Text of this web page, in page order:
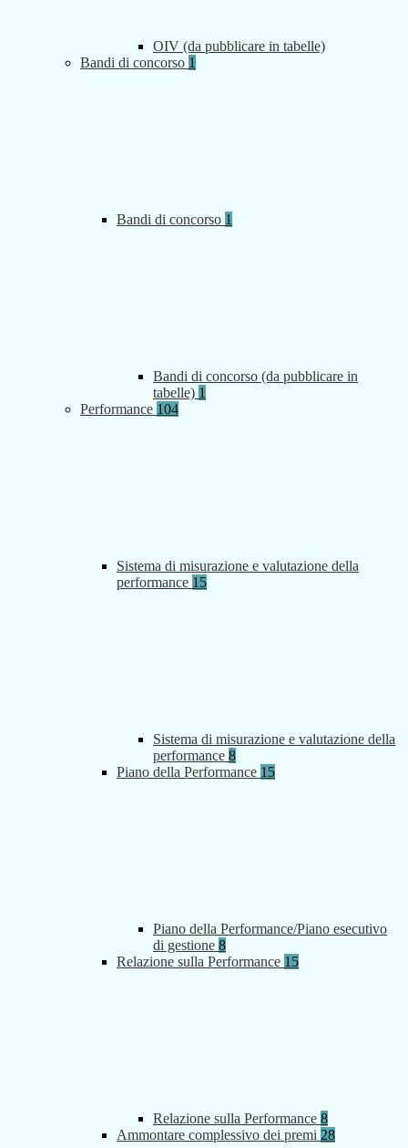
OIV (da pubblicare in tabelle)
Bandi di concorso 1
Bandi di concorso 1
Bandi di concorso (da pubblicare in
tabelle) 1
Performance 104
Sistema di misurazione e valutazione della
performance 15
Sistema di misurazione e valutazione della
performance 8
Piano della Performance 15
Piano della Performance/Piano esecutivo
di gestione 8
Relazione sulla Performance 15
Relazione sulla Performance 8
Ammontare complessivo dei premi 28